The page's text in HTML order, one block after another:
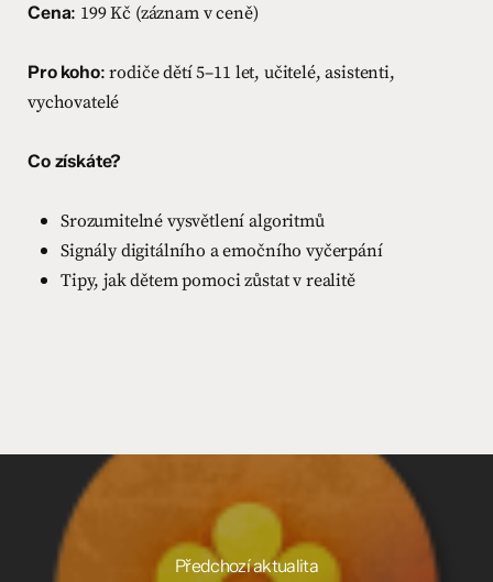
Cena: 199 Kč (záznam v ceně)
Pro koho: rodiče dětí 5–11 let, učitelé, asistenti,
vychovatelé
Co získáte?
Srozumitelné vysvětlení algoritmů
Signály digitálního a emočního vyčerpání
Tipy, jak dětem pomoci zůstat v realitě
Předchozí aktualita